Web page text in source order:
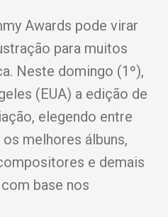
Awards pode virar
para muitos
Neste domingo (1º),
(EUA) a edição de
elegendo entre
melhores álbuns,
e demais
base nos